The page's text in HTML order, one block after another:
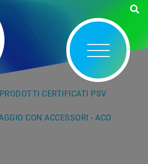
CERTIFICATI PSV
CON ACCESSORI - ACO